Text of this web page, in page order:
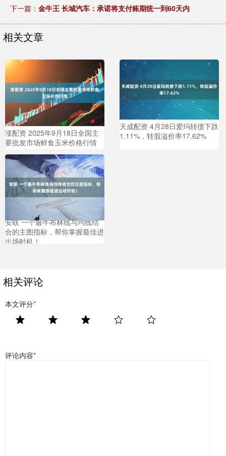
下一篇： 金牛王 长城汽车：承诺将支付账期统一到60天内
相关文章
涨配资 2025年9月18日全国主
要批发市场鲜食玉米价格行情
天成配资 4月28日爱玛转债下跌
1.11%，转股溢价率17.62%
安联 一个最牛布林线与均线结
合的主图指标，帮你掌握最佳进
出场时机！
相关评论
本文评分*
评论内容*